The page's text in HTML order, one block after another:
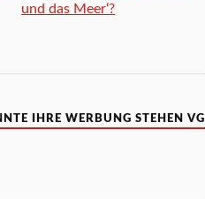
und das Meer‘?
IHRE WERBUNG STEHEN VG